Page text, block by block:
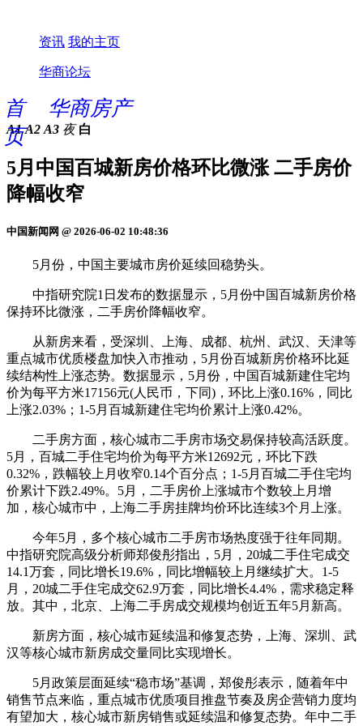
资讯 我的主页
华商论坛
首
页
华商房产
A1 A2 A3 夜 白
5月中国百城新房价格环比微涨 二手房价
降幅收窄
中国新闻网 @ 2026-06-02 10:48:36
5月份，中国主要城市房价延续回稳势头。
中指研究院1日发布的数据显示，5月份中国百城新房价格
保持环比微涨，二手房价降幅收窄。
从新房来看，受深圳、上海、成都、杭州、武汉、天津等
重点城市优质楼盘加快入市推动，5月份百城新房价格环比延
续结构性上涨态势。数据显示，5月份，中国百城新建住宅均
价为每平方米17156元(人民币，下同)，环比上涨0.16%，同比
上涨2.03%；1-5月百城新建住宅均价累计上涨0.42%。
二手房方面，核心城市二手房市场交易保持较高活跃度。
5月，百城二手住宅均价为每平方米12692元，环比下跌
0.32%，跌幅较上月收窄0.14个百分点；1-5月百城二手住宅均
价累计下跌2.49%。5月，二手房价上涨城市个数较上月增
加，核心城市中，上海二手房挂牌均价环比连续3个月上涨。
今年5月，多个核心城市二手房市场热度强于往年同期。
中指研究院高级分析师郑俊彤指出，5月，20城二手住宅成交
14.1万套，同比增长19.6%，同比增幅较上月继续扩大。1-5
月，20城二手住宅成交62.9万套，同比增长4.4%，需求稳定释
放。其中，北京、上海二手房成交规模均创近五年5月新高。
新房方面，核心城市延续温和修复态势，上海、深圳、武
汉等核心城市新房成交量同比实现增长。
5月政策层面延续“稳市场”基调，郑俊彤表示，随着年中
销售节点来临，重点城市优质项目推盘节奏及房企营销力度均
有望加大，核心城市新房销售或延续温和修复态势。年中二手